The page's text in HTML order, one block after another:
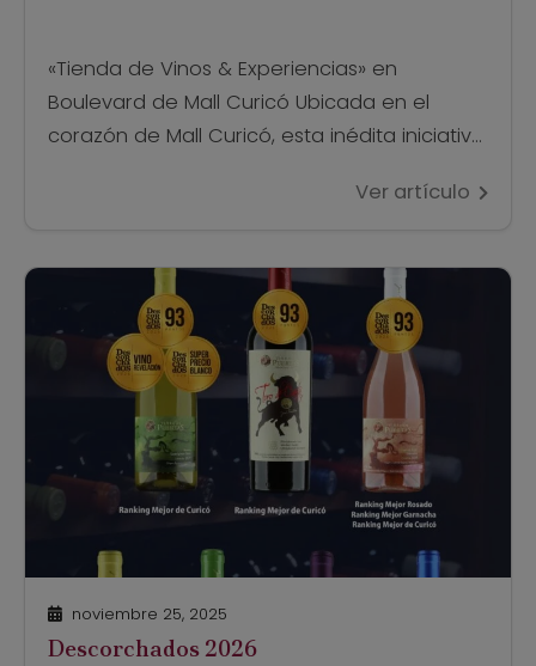
«Tienda de Vinos & Experiencias» en
Boulevard de Mall Curicó Ubicada en el
corazón de Mall Curicó, esta inédita iniciativa,
amantes del vino, y el lugar perfecto para
que conforman la Ruta del Vino Valles de
Curicó. “En colaboración con […]
Ver artículo
noviembre 25, 2025
Descorchados 2026